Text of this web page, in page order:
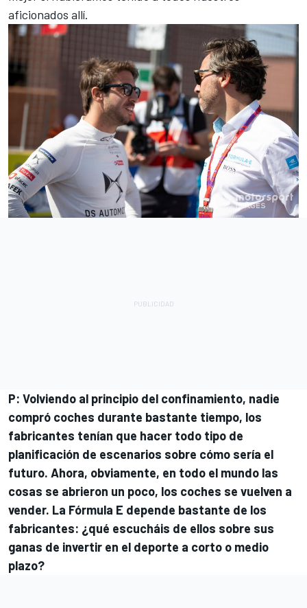
aficionados allí.
P: Volviendo al principio del confinamiento, nadie
compró coches durante bastante tiempo, los
fabricantes tenían que hacer todo tipo de
planificación de escenarios sobre cómo sería el
futuro. Ahora, obviamente, en todo el mundo las
cosas se abrieron un poco, los coches se vuelven a
vender. La Fórmula E depende bastante de los
fabricantes: ¿qué escucháis de ellos sobre sus
ganas de invertir en el deporte a corto o medio
plazo?